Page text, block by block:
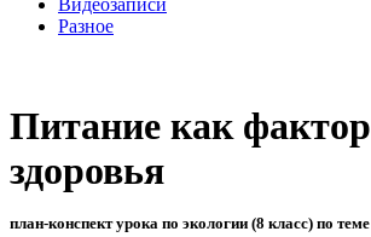
Разное
Питание как фактор
здоровья
план-конспект урока по экологии (8 класс) по теме